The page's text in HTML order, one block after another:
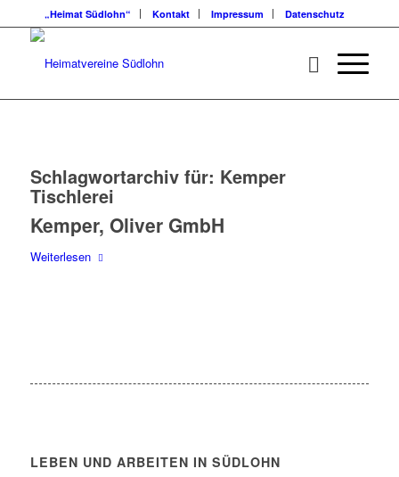
„Heimat Südlohn“ Kontakt Impressum Datenschutz
Schlagwortarchiv für: Kemper
Tischlerei
Kemper, Oliver GmbH
Weiterlesen
LEBEN UND ARBEITEN IN SÜDLOHN